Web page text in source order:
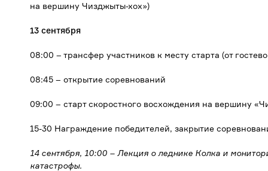
на вершину Чизджыты-хох»)
13 сентября
08:00 – трансфер участников к месту старта (от
08:45 – открытие соревнований
09:00 – старт скоростного восхождения на вершину
15-30 Награждение победителей, закрытие
14 сентября, 10:00 – Лекция о леднике Колка и
катастрофы.